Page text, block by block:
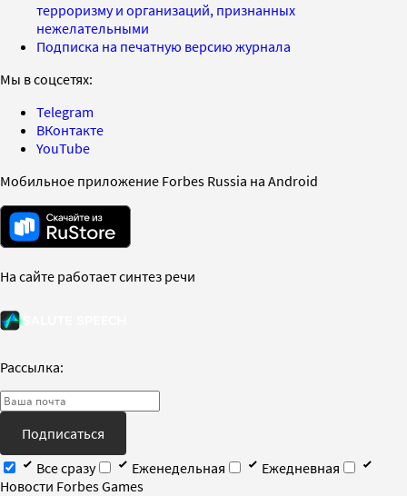
терроризму и организаций, признанных
нежелательными
Подписка на печатную версию журнала
Мы в соцсетях:
Telegram
ВКонтакте
YouTube
Мобильное приложение Forbes Russia на Android
На сайте работает синтез речи
Рассылка:
Подписаться
Все сразу
Еженедельная
Ежедневная
Новости Forbes Games